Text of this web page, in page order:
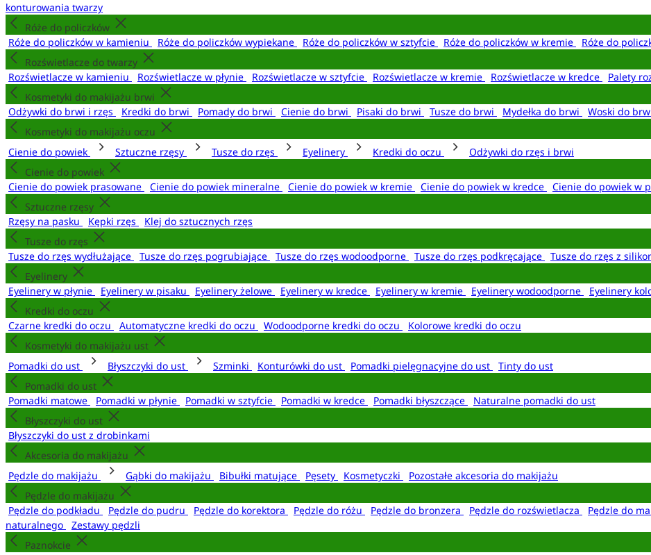
konturowania twarzy
Róże do policzków
Róże do policzków w kamieniu
Róże do policzków wypiekane Róże do policzków w sztyfcie Róże do policzków w kremie Róże do
Rozświetlacze do twarzy
Rozświetlacze w kamieniu
Rozświetlacze w płynie Rozświetlacze w sztyfcie Rozświetlacze w kremie Rozświetlacze w kredce
Palety
Kosmetyki do makijażu brwi
Odżywki do brwi i rzęs
Kredki do brwi Pomady do brwi Cienie do brwi Pisaki do brwi Tusze do brwi Mydełka do brwi Woski do
Kosmetyki do makijażu oczu
Cienie do powiek
Sztuczne rzęsy Tusze do rzęs Eyelinery Kredki do oczu
Odżywki do rzęs i brwi
Cienie do powiek
Cienie do powiek prasowane
Cienie do powiek mineralne Cienie do powiek w kremie Cienie do powiek w kredce Cienie do powiek w
Sztuczne rzęsy
Rzęsy na pasku
Kępki rzęs
Klej do sztucznych rzęs
Tusze do rzęs
Tusze do rzęs wydłużające
Tusze do rzęs pogrubiające Tusze do rzęs wodoodporne Tusze do rzęs podkręcające Tusze do rzęs z
Eyelinery
Eyelinery w płynie
Eyelinery w pisaku Eyelinery żelowe Eyelinery w kredce Eyelinery w kremie Eyelinery wodoodporne
Eyelinery
Kredki do oczu
Czarne kredki do oczu
Automatyczne kredki do oczu Wodoodporne kredki do oczu
Kolorowe kredki do oczu
Kosmetyki do makijażu ust
Pomadki do ust
Błyszczyki do ust Szminki Konturówki do ust Pomadki pielęgnacyjne do ust
Tinty do ust
Pomadki do ust
Pomadki matowe
Pomadki w płynie Pomadki w sztyfcie Pomadki w kredce Pomadki błyszczące
Naturalne pomadki do ust
Błyszczyki do ust
Błyszczyki do ust z drobinkami
Akcesoria do makijażu
Pędzle do makijażu
Gąbki do makijażu Bibułki matujące Pęsety Kosmetyczki
Pozostałe akcesoria do makijażu
Pędzle do makijażu
Pędzle do podkładu
Pędzle do pudru Pędzle do korektora Pędzle do różu Pędzle do bronzera Pędzle do rozświetlacza Pędzle do
naturalnego
Zestawy pędzli
Paznokcie